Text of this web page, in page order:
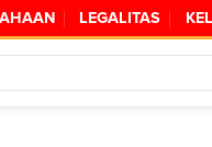
LEGALITAS